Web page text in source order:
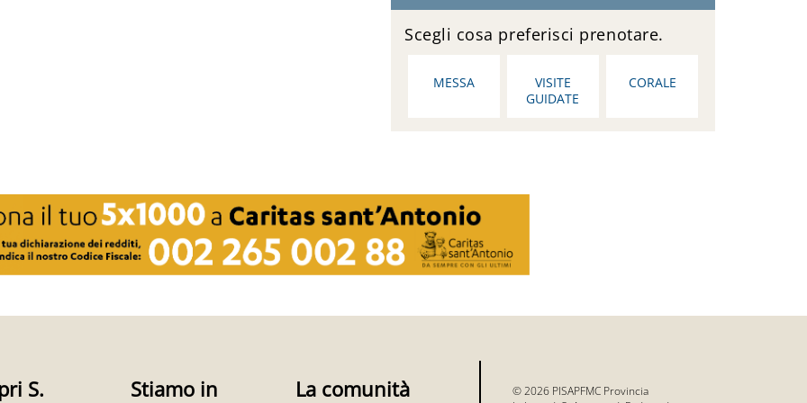
Scegli cosa preferisci prenotare.
MESSA
VISITE
GUIDATE
CORALE
S. Stiamo in La comunità
© 2026 PISAPFMC Provincia